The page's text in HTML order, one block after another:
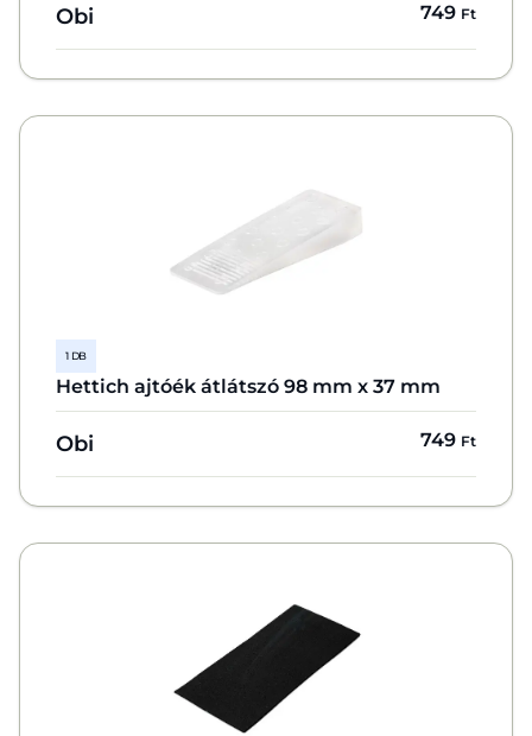
Obi 749 Ft
1 DB
Hettich ajtóék átlátszó 98 mm x 37 mm
Obi 749 Ft